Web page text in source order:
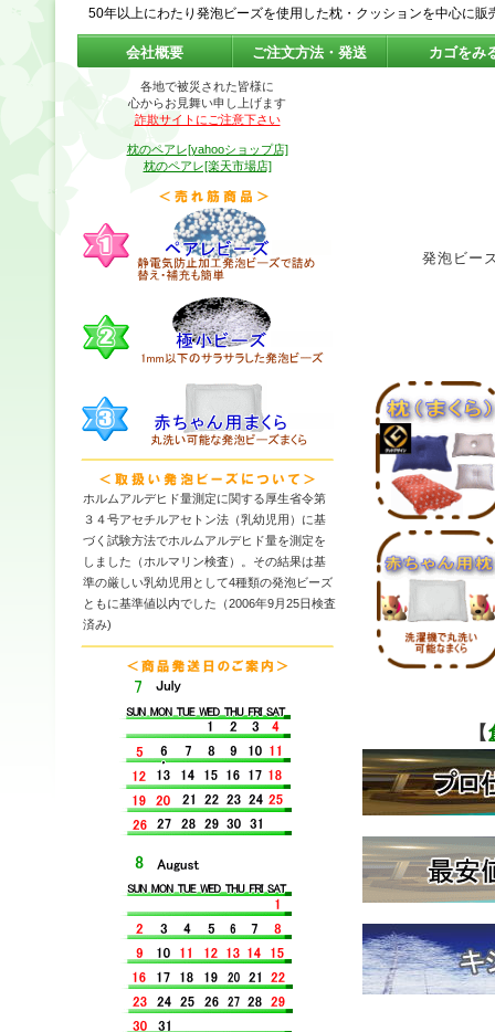
50年以上にわたり発泡ビーズを使用した枕・クッションを中心に販
発泡ビー
【
会社概要 ご注文方法・発送 カゴをみ
各地で被災された皆様に
心からお見舞い申し上げます
詐欺サイトにご注意下さい
枕のペアレ[yahooショップ店]
枕のペアレ[楽天市場店]
ホルムアルデヒド量測定に関する厚生省令第
３４号アセチルアセトン法（乳幼児用）に基
づく試験方法でホルムアルデヒド量を測定を
しました（ホルマリン検査）。その結果は基
準の厳しい乳幼児用として4種類の発泡ビーズ
ともに基準値以内でした（2006年9月25日検査
済み)